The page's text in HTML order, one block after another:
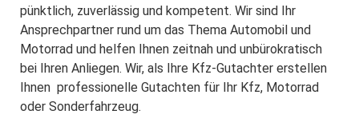
pünktlich, zuverlässig und kompetent. Wir sind Ihr
Ansprechpartner rund um das Thema Automobil und
Motorrad und helfen Ihnen zeitnah und unbürokratisch
bei Ihren Anliegen. Wir, als Ihre Kfz-Gutachter erstellen
Ihnen professionelle Gutachten für Ihr Kfz, Motorrad
oder Sonderfahrzeug.